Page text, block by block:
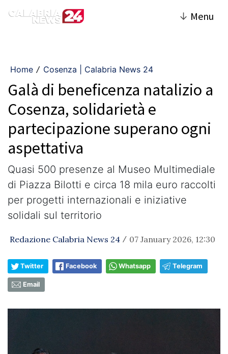
↓ Menu
Home / Cosenza | Calabria News 24
Galà di beneficenza natalizio a
Cosenza, solidarietà e
partecipazione superano ogni
aspettativa
Quasi 500 presenze al Museo Multimediale
di Piazza Bilotti e circa 18 mila euro raccolti
per progetti internazionali e iniziative
solidali sul territorio
Redazione Calabria News 24 / 07 January 2026, 12:30
Twitter Facebook Whatsapp Telegram
Email